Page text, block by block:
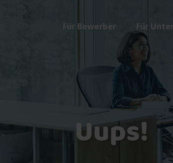
Für Bewerber Für
Uups!